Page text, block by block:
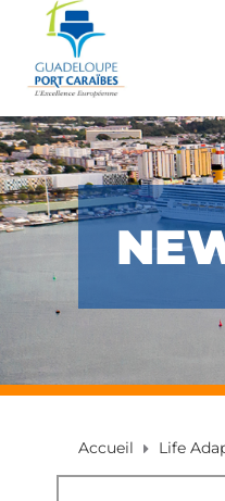
Accueil Life